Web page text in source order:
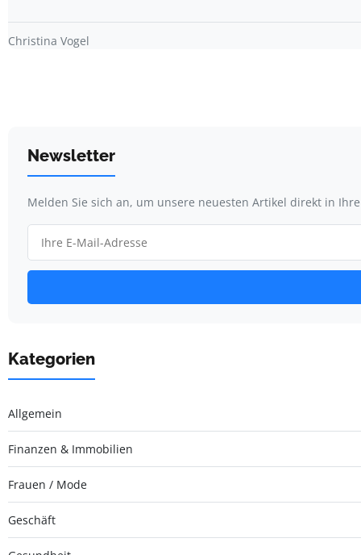
Christina Vogel
Newsletter
Melden Sie sich an, um unsere neuesten Artikel direkt in
Kategorien
Allgemein
Finanzen & Immobilien
Frauen / Mode
Geschäft